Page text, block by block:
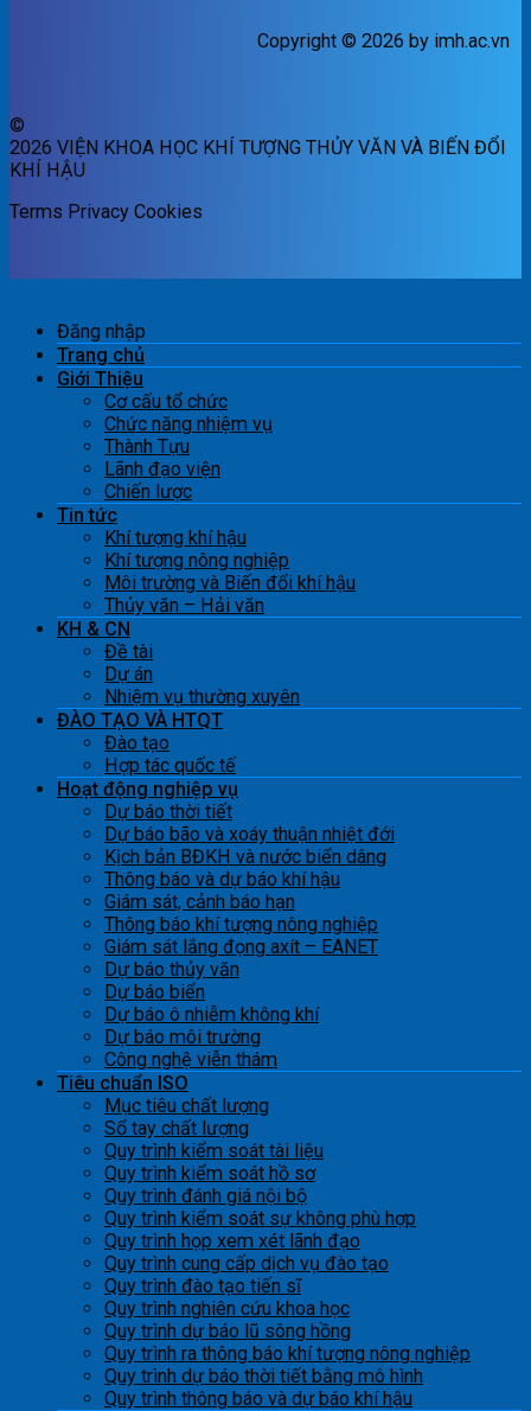
Copyright © 2026 by imh.ac.vn
©
2026 VIỆN KHOA HỌC KHÍ TƯỢNG THỦY VĂN VÀ BIẾN ĐỔI
KHÍ HẬU
Terms Privacy Cookies
Đăng nhập
Trang chủ
Giới Thiệu
Cơ cấu tổ chức
Chức năng nhiệm vụ
Thành Tựu
Lãnh đạo viện
Chiến lược
Tin tức
Khí tượng khí hậu
Khí tượng nông nghiệp
Môi trường và Biến đổi khí hậu
Thủy văn – Hải văn
KH & CN
Đề tài
Dự án
Nhiệm vụ thường xuyên
ĐÀO TẠO VÀ HTQT
Đào tạo
Hợp tác quốc tế
Hoạt động nghiệp vụ
Dự báo thời tiết
Dự báo bão và xoáy thuận nhiệt đới
Kịch bản BĐKH và nước biển dâng
Thông báo và dự báo khí hậu
Giám sát, cảnh báo hạn
Thông báo khí tượng nông nghiệp
Giám sát lắng đọng axít – EANET
Dự báo thủy văn
Dự báo biển
Dự báo ô nhiễm không khí
Dự báo môi trường
Công nghệ viễn thám
Tiêu chuẩn ISO
Mục tiêu chất lượng
Sổ tay chất lượng
Quy trình kiểm soát tài liệu
Quy trình kiểm soát hồ sơ
Quy trình đánh giá nội bộ
Quy trình kiểm soát sự không phù hợp
Quy trình họp xem xét lãnh đạo
Quy trình cung cấp dịch vụ đào tạo
Quy trình đào tạo tiến sĩ
Quy trình nghiên cứu khoa học
Quy trình dự báo lũ sông hồng
Quy trình ra thông báo khí tượng nông nghiệp
Quy trình dự báo thời tiết bằng mô hình
Quy trình thông báo và dự báo khí hậu